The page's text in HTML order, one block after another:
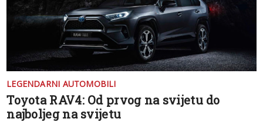
LEGENDARNI AUTOMOBILI
Toyota RAV4: Od prvog na svijetu do
najboljeg na svijetu